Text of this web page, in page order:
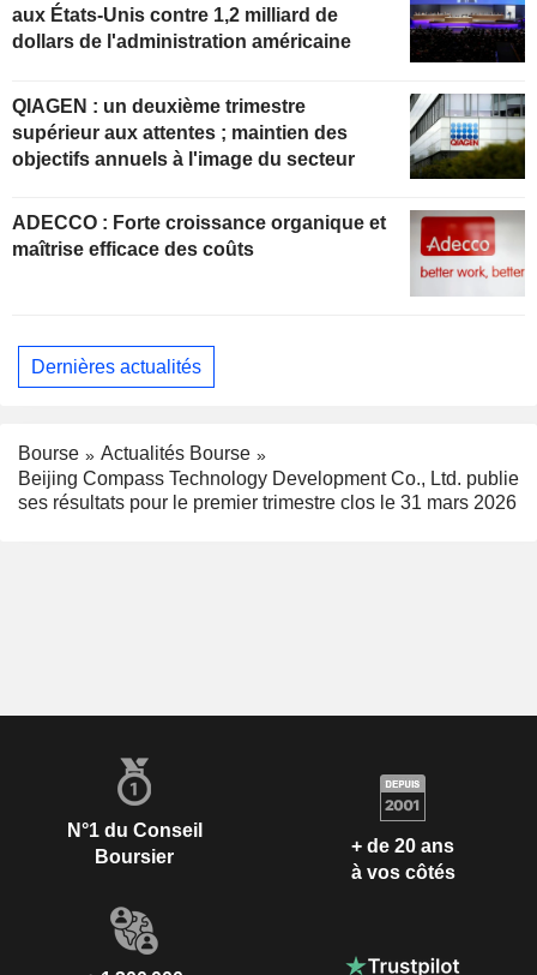
aux États-Unis contre 1,2 milliard de
dollars de l'administration américaine
QIAGEN : un deuxième trimestre
supérieur aux attentes ; maintien des
objectifs annuels à l'image du secteur
ADECCO : Forte croissance organique et
maîtrise efficace des coûts
Dernières actualités
Bourse
Actualités Bourse
Beijing Compass Technology Development Co., Ltd. publie
ses résultats pour le premier trimestre clos le 31 mars 2026
N°1 du Conseil
Boursier
+ de 20 ans
à vos côtés